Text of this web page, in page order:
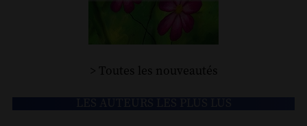
> Toutes les nouveautés